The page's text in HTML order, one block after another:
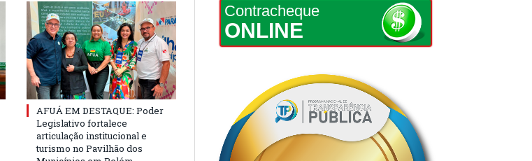
AFUÁ EM DESTAQUE: Poder
Legislativo fortalece
articulação institucional e
turismo no Pavilhão dos
Contracheque
ONLINE